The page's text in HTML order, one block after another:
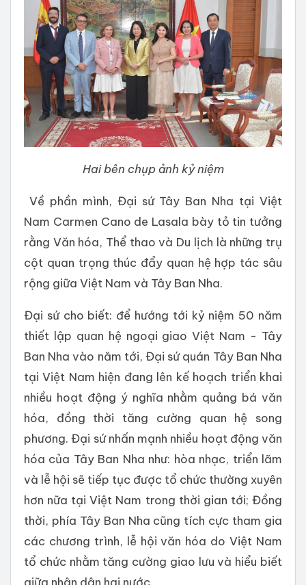
Hai bên chụp ảnh kỷ niệm
Về phần mình, Đại sứ Tây Ban Nha tại Việt
Nam Carmen Cano de Lasala bày tỏ tin tưởng
rằng Văn hóa, Thể thao và Du lịch là những trụ
cột quan trọng thúc đẩy quan hệ hợp tác sâu
rộng giữa Việt Nam và Tây Ban Nha.
Đại sứ cho biết: để hướng tới kỷ niệm 50 năm
thiết lập quan hệ ngoại giao Việt Nam - Tây
Ban Nha vào năm tới, Đại sứ quán Tây Ban Nha
tại Việt Nam hiện đang lên kế hoạch triển khai
nhiều hoạt động ý nghĩa nhằm quảng bá văn
hóa, đồng thời tăng cường quan hệ song
phương. Đại sứ nhấn mạnh nhiều hoạt động văn
hóa của Tây Ban Nha như: hòa nhạc, triển lãm
và lễ hội sẽ tiếp tục được tổ chức thường xuyên
hơn nữa tại Việt Nam trong thời gian tới; Đồng
thời, phía Tây Ban Nha cũng tích cực tham gia
các chương trình, lễ hội văn hóa do Việt Nam
tổ chức nhằm tăng cường giao lưu và hiểu biết
giữa nhân dân hai nước.